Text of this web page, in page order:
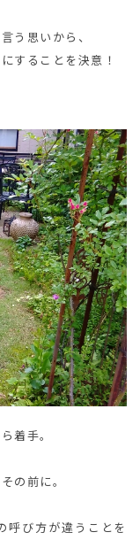
う思いから、
することを決意！
着手。
の前に。
呼び方が違うことを